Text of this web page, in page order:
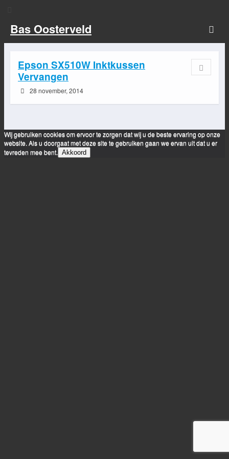
Bas Oosterveld
Epson SX510W Inktkussen
Vervangen
28 november, 2014
Wij gebruiken cookies om ervoor te zorgen dat wij u de beste ervaring op onze
website. Als u doorgaat met deze site te gebruiken gaan we ervan uit dat u er
tevreden mee bent. Akkoord